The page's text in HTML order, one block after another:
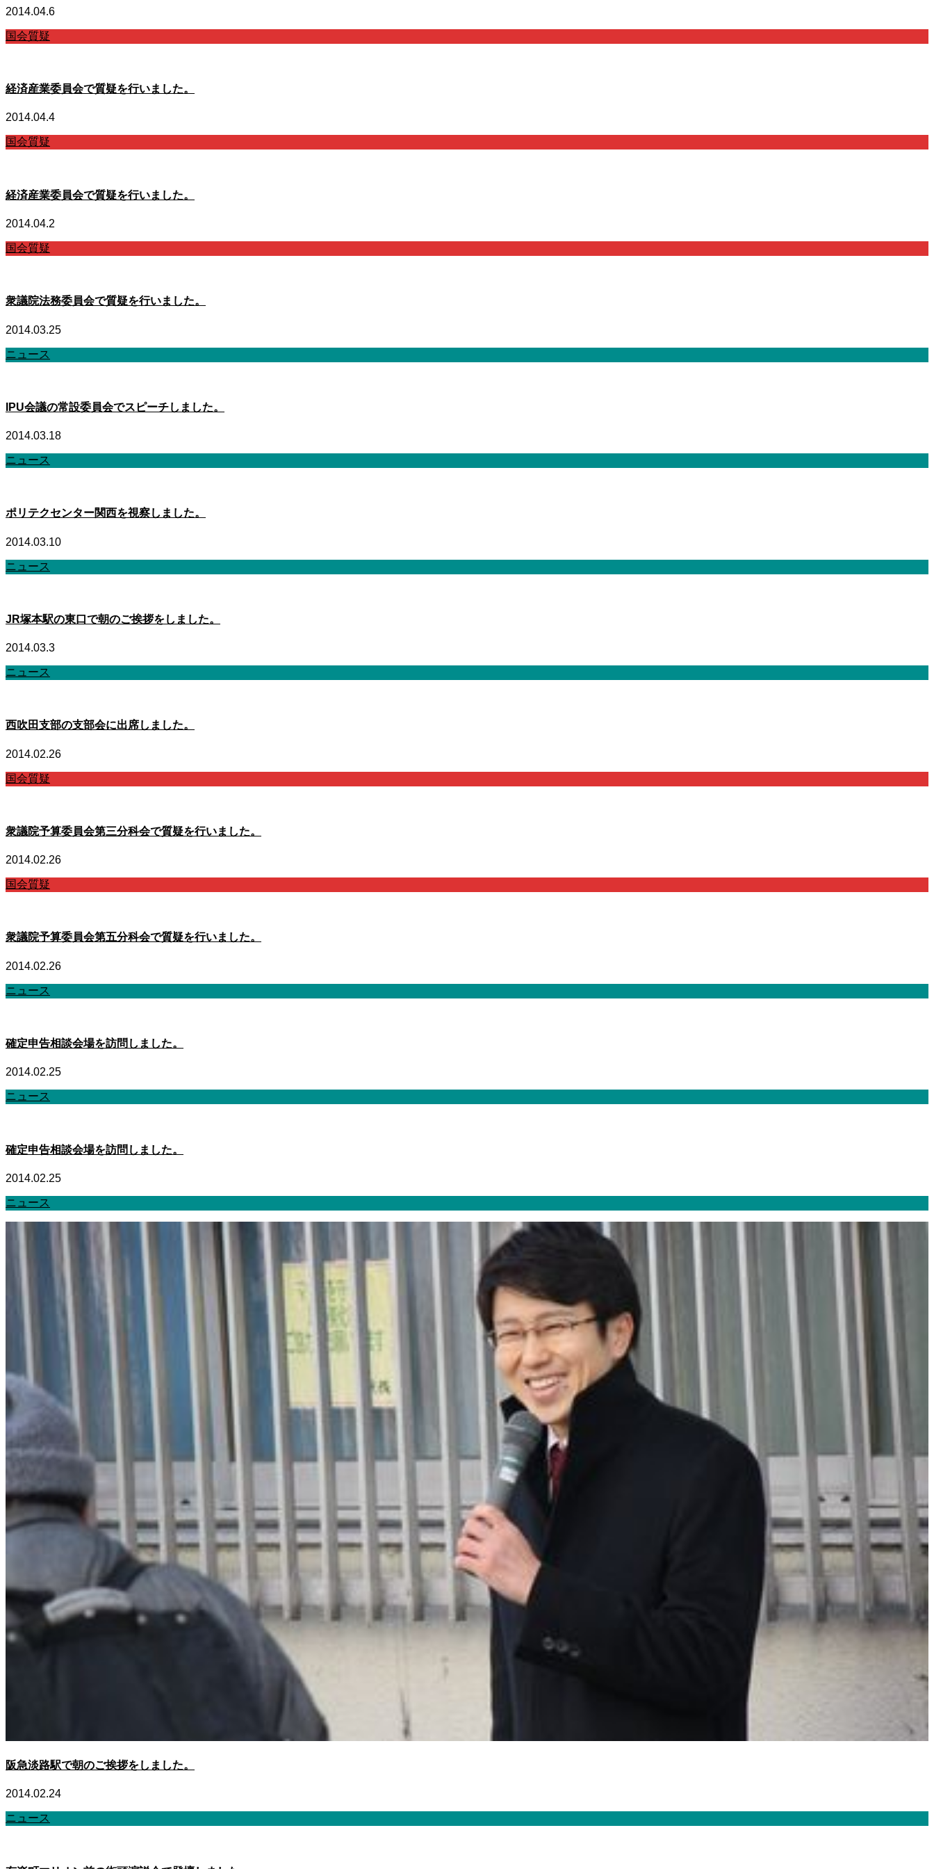
2014.04.6
国会質疑
経済産業委員会で質疑を行いました。
2014.04.4
国会質疑
経済産業委員会で質疑を行いました。
2014.04.2
国会質疑
衆議院法務委員会で質疑を行いました。
2014.03.25
ニュース
IPU会議の常設委員会でスピーチしました。
2014.03.18
ニュース
ポリテクセンター関西を視察しました。
2014.03.10
ニュース
JR塚本駅の東口で朝のご挨拶をしました。
2014.03.3
ニュース
西吹田支部の支部会に出席しました。
2014.02.26
国会質疑
衆議院予算委員会第三分科会で質疑を行いました。
2014.02.26
国会質疑
衆議院予算委員会第五分科会で質疑を行いました。
2014.02.26
ニュース
確定申告相談会場を訪問しました。
2014.02.25
ニュース
確定申告相談会場を訪問しました。
2014.02.25
ニュース
阪急淡路駅で朝のご挨拶をしました。
2014.02.24
ニュース